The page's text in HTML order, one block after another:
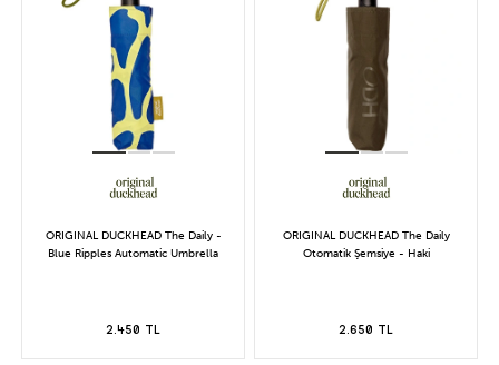
ORIGINAL DUCKHEAD The Daily -
Blue Ripples Automatic Umbrella
2.450 TL
ORIGINAL DUCKHEAD The Daily
Otomatik Şemsiye - Haki
2.650 TL